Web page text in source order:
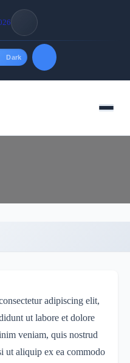
Dark
Menu
adipiscing elit,
ut labore et dolore
veniam, quis nostrud
ut aliquip ex ea commodo